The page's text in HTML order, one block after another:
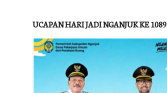
UCAPAN HARI JADI NGANJUK KE 1089